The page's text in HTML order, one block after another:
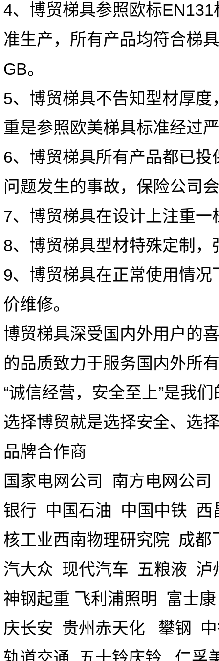
4、博贸梯具参照欧标
准生产，所有产品均符合梯
GB。
5、博贸梯具不告知型材厚
重是参照欧美梯具标准经过
6、博贸梯具所有产品都已
问题发生的事故，保险公司
7、博贸梯具在设计上注重一
8、博贸梯具型材特殊定制
9、博贸梯具在正常使用情
价维修。
博贸梯具深受国内外用户的
的品质致力于服务国内外所
“诚信经营，安全至上”是我
选择博贸就是选择安全、选
品牌合作商
国家电网公司 南方电网公
银行 中国石油 中国中铁 西
核工业西南物理研究院 成
汽大众 现代汽车 五粮液
神钢起重 飞利浦照明 富士
庆长安 贵州赤天化 攀钢